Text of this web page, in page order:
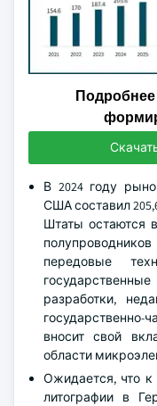
Подробнее
В 2024 году
США составил
Штаты остаются
передовые
разработки,
вносит свой
области
Ожидается, что к
литографии в